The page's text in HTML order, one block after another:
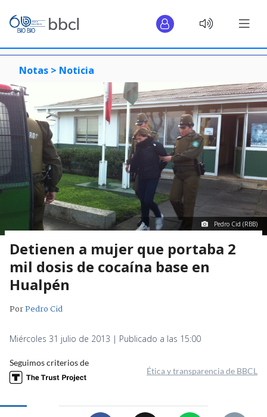
Notas > Noticia
Pedro Cid (RBB)
Detienen a mujer que portaba 2
mil dosis de cocaína base en
Hualpén
PorPedro Cid
Miércoles 31 julio de 2013 | Publicado a las 15:00
Seguimos criterios de
Ética y transparencia de BBCL